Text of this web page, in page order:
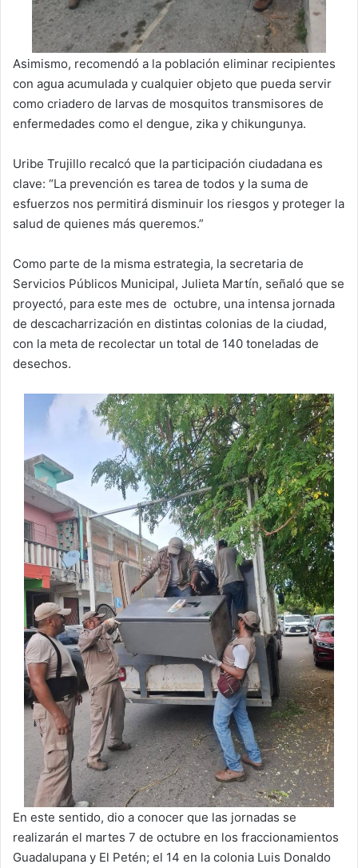
Asimismo, recomendó a la población eliminar recipientes
con agua acumulada y cualquier objeto que pueda servir
como criadero de larvas de mosquitos transmisores de
enfermedades como el dengue, zika y chikungunya.
Uribe Trujillo recalcó que la participación ciudadana es
clave: “La prevención es tarea de todos y la suma de
esfuerzos nos permitirá disminuir los riesgos y proteger la
salud de quienes más queremos.”
Como parte de la misma estrategia, la secretaria de
Servicios Públicos Municipal, Julieta Martín, señaló que se
proyectó, para este mes de octubre, una intensa jornada
de descacharrización en distintas colonias de la ciudad,
con la meta de recolectar un total de 140 toneladas de
desechos.
En este sentido, dio a conocer que las jornadas se
realizarán el martes 7 de octubre en los fraccionamientos
Guadalupana y El Petén; el 14 en la colonia Luis Donaldo